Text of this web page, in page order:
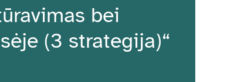
bei
(3 strategija)“